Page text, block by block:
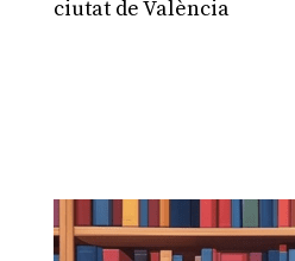
ciutat de València